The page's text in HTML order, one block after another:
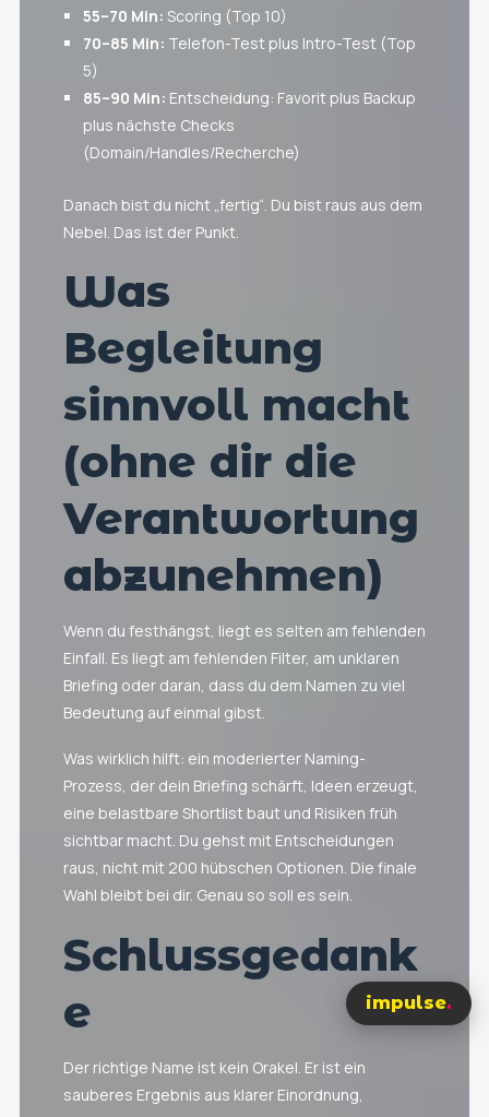
55–70 Min: Scoring (Top 10)
70–85 Min: Telefon-Test plus Intro-Test (Top
5)
85–90 Min: Entscheidung: Favorit plus Backup
plus nächste Checks
(Domain/Handles/Recherche)
Danach bist du nicht „fertig“. Du bist raus aus dem
Nebel. Das ist der Punkt.
Was
Begleitung
sinnvoll macht
(ohne dir die
Verantwortung
abzunehmen)
Wenn du festhängst, liegt es selten am fehlenden
Einfall. Es liegt am fehlenden Filter, am unklaren
Briefing oder daran, dass du dem Namen zu viel
Bedeutung auf einmal gibst.
Was wirklich hilft: ein moderierter Naming-
Prozess, der dein Briefing schärft, Ideen erzeugt,
eine belastbare Shortlist baut und Risiken früh
sichtbar macht. Du gehst mit Entscheidungen
raus, nicht mit 200 hübschen Optionen. Die finale
Wahl bleibt bei dir. Genau so soll es sein.
Schlussgedank
e
Der richtige Name ist kein Orakel. Er ist ein
sauberes Ergebnis aus klarer Einordnung,
impulse.